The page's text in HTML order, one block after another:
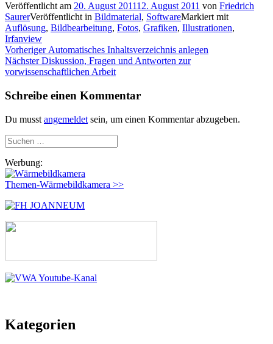
Veröffentlicht am 20. August 201112. August 2011 von Friedrich
SaurerVeröffentlicht in Bildmaterial, SoftwareMarkiert mit
Auflösung, Bildbearbeitung, Fotos, Grafiken, Illustrationen,
Irfanview
Beitragsnavigation
Vorheriger Vorheriger
Beitrag:
Automatisches Inhaltsverzeichnis anlegen
Nächster Nächster
Beitrag:
Diskussion, Fragen und Antworten zur
vorwissenschaftlichen Arbeit
Schreibe einen Kommentar
Du musst angemeldet sein, um einen Kommentar abzugeben.
Suchen
nach:
Werbung:
Themen-Wärmebildkamera >>
Kategorien